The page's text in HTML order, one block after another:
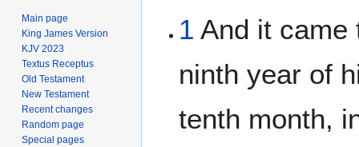
toto
1 And it came
ninth year of
tenth month,
Main page
King James Version
KJV 2023
Textus Receptus
Old Testament
New Testament
Recent changes
Random page
Special pages